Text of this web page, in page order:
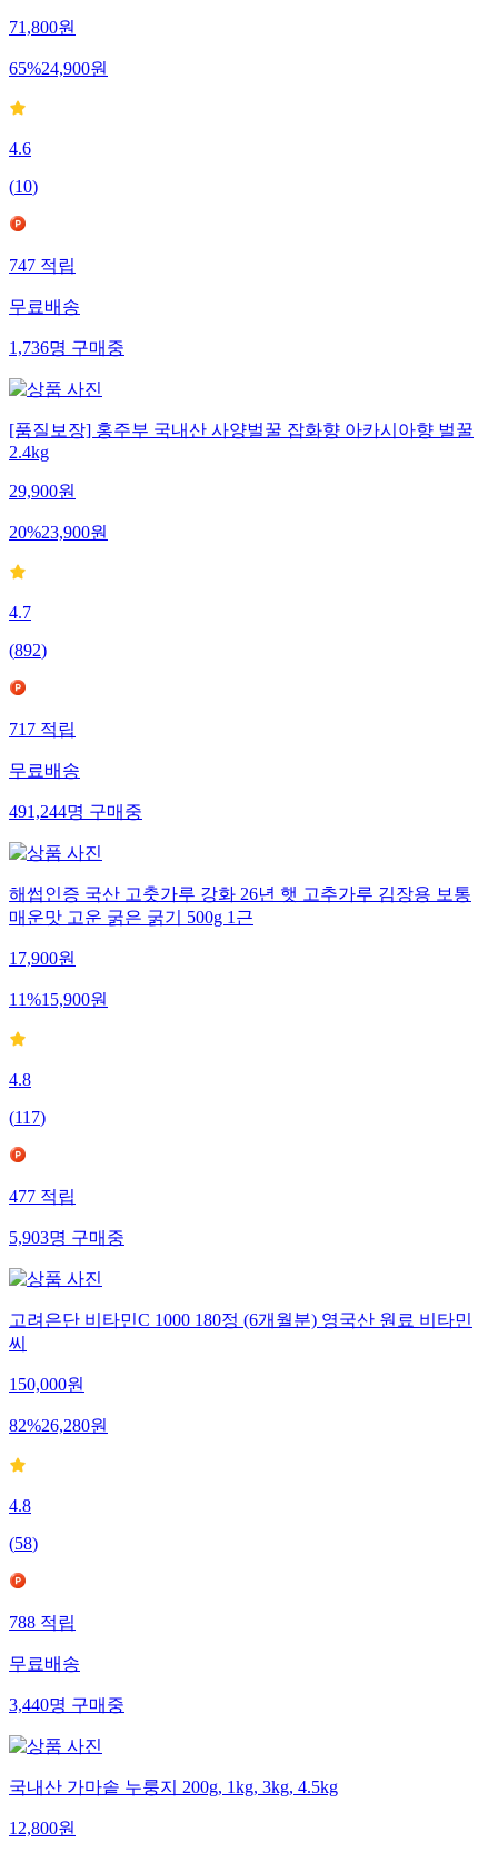
71,800원
65%24,900원
4.6
(10)
747 적립
무료배송
1,736명 구매중
[품질보장] 홍주부 국내산 사양벌꿀 잡화향 아카시아향 벌꿀
2.4kg
29,900원
20%23,900원
4.7
(892)
717 적립
무료배송
491,244명 구매중
해썹인증 국산 고춧가루 강화 26년 햇 고추가루 김장용 보통
매운맛 고운 굵은 굵기 500g 1근
17,900원
11%15,900원
4.8
(117)
477 적립
5,903명 구매중
고려은단 비타민C 1000 180정 (6개월분) 영국산 원료 비타민
씨
150,000원
82%26,280원
4.8
(58)
788 적립
무료배송
3,440명 구매중
국내산 가마솥 누룽지 200g, 1kg, 3kg, 4.5kg
12,800원